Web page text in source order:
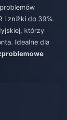
i zniżki do 39%.
którzy
Idealne dla